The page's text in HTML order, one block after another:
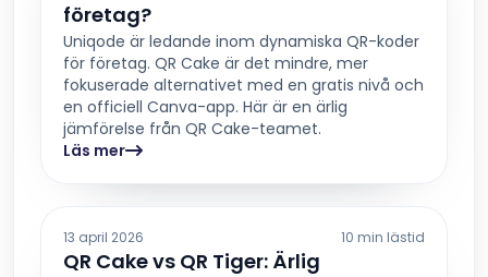
företag?
Uniqode är ledande inom dynamiska QR-koder
för företag. QR Cake är det mindre, mer
fokuserade alternativet med en gratis nivå och
en officiell Canva-app. Här är en ärlig
jämförelse från QR Cake-teamet.
Läs mer
13 april 2026 10 min lästid
QR Cake vs QR Tiger: Ärlig